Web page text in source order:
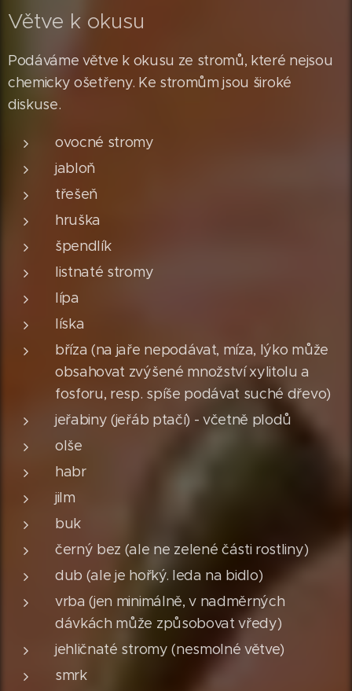
Větve k okusu
Podáváme větve k okusu ze stromů, které nejsou
chemicky ošetřeny. Ke stromům jsou široké
diskuse.
ovocné stromy
jabloň
třešeň
hruška
špendlík
listnaté stromy
lípa
líska
bříza (na jaře nepodávat, míza, lýko může
obsahovat zvýšené množství xylitolu a
fosforu, resp. spíše podávat suché dřevo)
jeřabiny (jeřáb ptačí) - včetně plodů
olše
habr
jilm
buk
černý bez (ale ne zelené části rostliny)
dub (ale je hořký. leda na bidlo)
vrba (jen minimálně, v nadměrných
dávkách může způsobovat vředy)
jehličnaté stromy (nesmolné větve)
smrk